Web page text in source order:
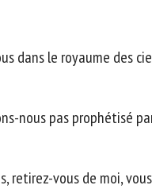
dans le royaume des
nous pas prophétisé
retirez-vous de moi,